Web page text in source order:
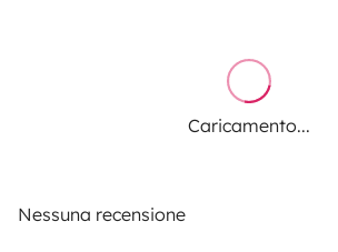
Caricamento...
Nessuna recensione